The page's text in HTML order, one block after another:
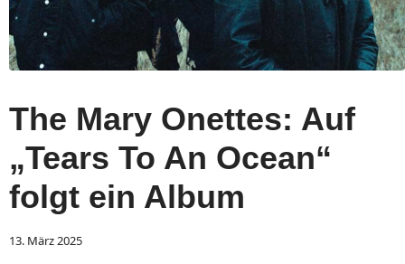
The Mary Onettes: Auf
„Tears To An Ocean“
folgt ein Album
13. März 2025